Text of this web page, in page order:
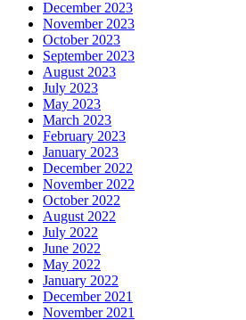
December 2023
November 2023
October 2023
September 2023
August 2023
July 2023
May 2023
March 2023
February 2023
January 2023
December 2022
November 2022
October 2022
August 2022
July 2022
June 2022
May 2022
January 2022
December 2021
November 2021